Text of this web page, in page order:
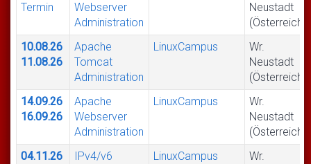
Termin
Webserver
Administration
Neustadt
(Österreich)
10.08.26
11.08.26
Apache
Tomcat
Administration
LinuxCampus
Wr.
Neustadt
(Österreich)
14.09.26
16.09.26
Apache
Webserver
Administration
LinuxCampus
Wr.
Neustadt
(Österreich)
04.11.26
IPv4/v6
LinuxCampus
Wr.